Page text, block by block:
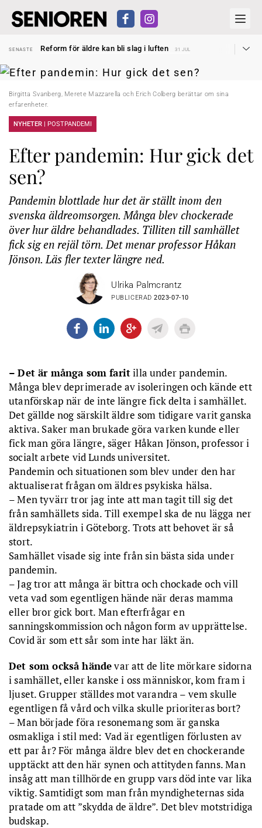
SENASTE
Reform för äldre kan bli slag i luften
31 JUL
SENASTE
Dom öppnar för rätt till garantipension
30 JUL
Snart kan telefonförsäljning förbjudas i Sverige
Liten höjning av garantipensionen
Sven Hagströmer sommarpratar
Reform för äldre kan bli slag i luften
Birgitta Svanberg, Merete Mazzarella och Erich Colberg berättar om sina
erfarenheter.
NYHETER | POSTPANDEMI
Efter pandemin: Hur gick det
sen?
Pandemin blottlade hur det är ställt inom den
svenska äldreomsorgen. Många blev chockerade
över hur äldre behandlades. Tilliten till samhället
fick sig en rejäl törn. Det menar professor Håkan
Jönson. Läs fler texter längre ned.
Ulrika Palmcrantz
PUBLICERAD2023-07-10
– Det är många som faritilla under pandemin.
Många blev deprimerade av isoleringen och kände ett
utanförskap när de inte längre fick delta i samhället.
Det gällde nog särskilt äldre som tidigare varit ganska
aktiva. Saker man brukade göra varken kunde eller
fick man göra längre, säger Håkan Jönson, professor i
socialt arbete vid Lunds universitet.
Pandemin och situationen som blev under den har
aktualiserat frågan om äldres psykiska hälsa.
– Men tyvärr tror jag inte att man tagit till sig det
från samhällets sida. Till exempel ska de nu lägga ner
äldrepsykiatrin i Göteborg. Trots att behovet är så
stort.
Samhället visade sig inte från sin bästa sida under
pandemin.
– Jag tror att många är bittra och chockade och vill
veta vad som egentligen hände när deras mamma
eller bror gick bort. Man efterfrågar en
sanningskommission och någon form av upprättelse.
Covid är som ett sår som inte har läkt än.
Det som också händevar att de lite mörkare sidorna
i samhället, eller kanske i oss människor, kom fram i
ljuset. Grupper ställdes mot varandra – vem skulle
egentligen få vård och vilka skulle prioriteras bort?
– Man började föra resonemang som är ganska
osmakliga i stil med: Vad är egentligen förlusten av
ett par år? För många äldre blev det en chockerande
upptäckt att den här synen och attityden fanns. Man
insåg att man tillhörde en grupp vars död inte var lika
viktig. Samtidigt som man från myndigheternas sida
pratade om att ”skydda de äldre”. Det blev motstridiga
budskap.